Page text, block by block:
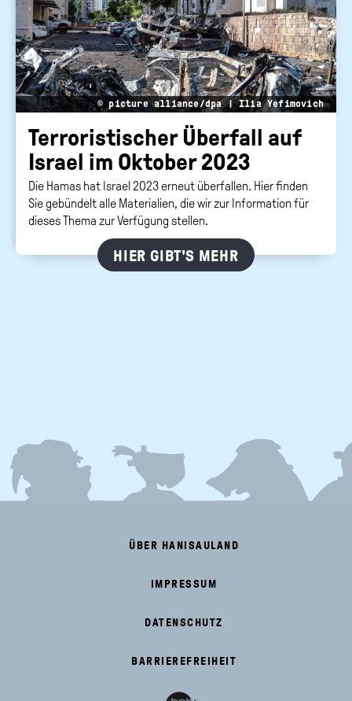
© picture alliance/dpa | Ilia Yefimovich
Ter­ro­ris­ti­scher Über­fall auf
Is­ra­el im Ok­to­ber 2023
Die Hamas hat Israel 2023 erneut überfallen. Hier finden
Sie gebündelt alle Materialien, die wir zur Information für
dieses Thema zur Verfügung stellen.
HIER GIBT'S MEHR
FOOTER
MENU
ÜBER HANISAULAND
IMPRESSUM
DATENSCHUTZ
BARRIEREFREIHEIT